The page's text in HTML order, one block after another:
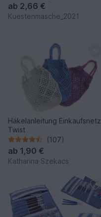
ab 2,66 €
Kuestenmasche_2021
Häkelanleitung Einkaufsnetz
Twist
(107)
ab 1,90 €
Katharina Szekacs